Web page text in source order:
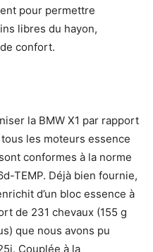
pour permettre
libres du hayon,
confort.
la BMW X1 par rapport
les moteurs essence
conformes à la norme
TEMP. Déjà bien fournie,
d’un bloc essence à
de 231 chevaux (155 g
que nous avons pu
Couplée à la